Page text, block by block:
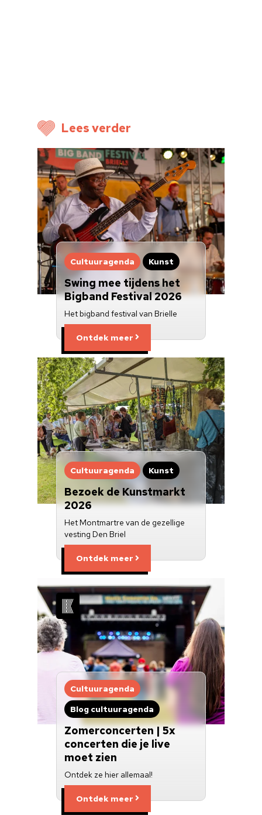
Lees verder
Cultuuragenda Kunst
Swing mee tijdens het
Bigband Festival 2026
Het bigband festival van Brielle
Ontdek meer
Cultuuragenda Kunst
Bezoek de Kunstmarkt
2026
Het Montmartre van de gezellige
vesting Den Briel
Ontdek meer
Cultuuragenda
Blog cultuuragenda
Zomerconcerten | 5x
concerten die je live
moet zien
Ontdek ze hier allemaal!
Ontdek meer
Cultuuragenda
Voor
Cultuur op school
Over ons
Nieuwsbrief
Doneren